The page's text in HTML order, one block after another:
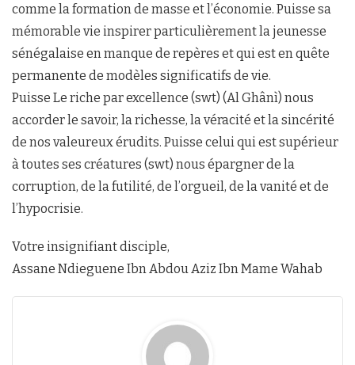
comme la formation de masse et l’économie. Puisse sa
mémorable vie inspirer particulièrement la jeunesse
sénégalaise en manque de repères et qui est en quête
permanente de modèles significatifs de vie.
Puisse Le riche par excellence (swt) (Al Ghânì) nous
accorder le savoir, la richesse, la véracité et la sincérité
de nos valeureux érudits. Puisse celui qui est supérieur
à toutes ses créatures (swt) nous épargner de la
corruption, de la futilité, de l’orgueil, de la vanité et de
l’hypocrisie.
Votre insignifiant disciple,
Assane Ndieguene Ibn Abdou Aziz Ibn Mame Wahab